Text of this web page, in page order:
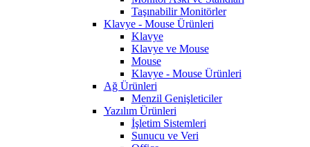
Taşınabilir Monitörler
Klavye - Mouse Ürünleri
Klavye
Klavye ve Mouse
Mouse
Klavye - Mouse Ürünleri
Ağ Ürünleri
Menzil Genişleticiler
Yazılım Ürünleri
İşletim Sistemleri
Sunucu ve Veri